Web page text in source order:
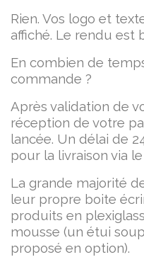
Rien. Vos logo et
affiché. Le rendu est
En combien de
commande ?
Après validation de
réception de votre
lancée. Un délai de
pour la livraison via
La grande majorité
leur propre boite
produits en
mousse (un étui
proposé en option).